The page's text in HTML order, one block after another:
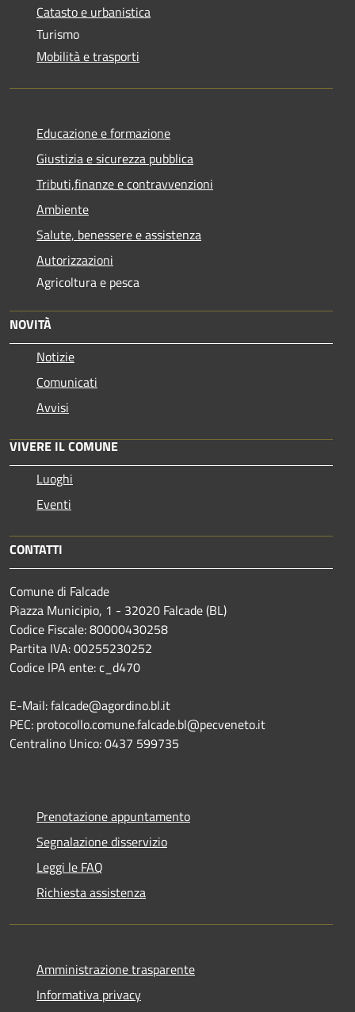
Catasto e urbanistica
Turismo
Mobilità e trasporti
Educazione e formazione
Giustizia e sicurezza pubblica
Tributi,finanze e contravvenzioni
Ambiente
Salute, benessere e assistenza
Autorizzazioni
Agricoltura e pesca
NOVITÀ
Notizie
Comunicati
Avvisi
VIVERE IL COMUNE
Luoghi
Eventi
CONTATTI
Comune di Falcade
Piazza Municipio, 1 - 32020 Falcade (BL)
Codice Fiscale: 80000430258
Partita IVA: 00255230252
Codice IPA ente: c_d470
E-Mail: falcade@agordino.bl.it
PEC: protocollo.comune.falcade.bl@pecveneto.it
Centralino Unico: 0437 599735
Prenotazione appuntamento
Segnalazione disservizio
Leggi le FAQ
Richiesta assistenza
Amministrazione trasparente
Informativa privacy